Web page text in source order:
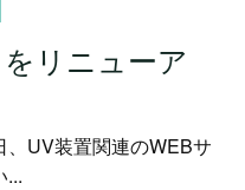
リニューア
UV装置関連のWEBサ
...